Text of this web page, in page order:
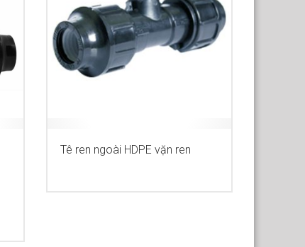
Tê ren ngoài HDPE vặn ren